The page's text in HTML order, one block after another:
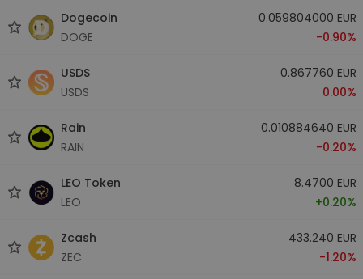
Dogecoin
DOGE
0.059804000 EUR
-0.90%
USDS
USDS
0.867760 EUR
0.00%
Rain
RAIN
0.010884640 EUR
-0.20%
LEO Token
LEO
8.4700 EUR
+0.20%
Zcash
ZEC
433.240 EUR
-1.20%